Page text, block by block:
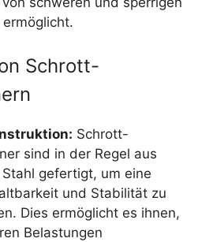
Schrott-
Schrott-
sind in der Regel aus
gefertigt, um eine
und Stabilität zu
Dies ermöglicht es ihnen,
Belastungen